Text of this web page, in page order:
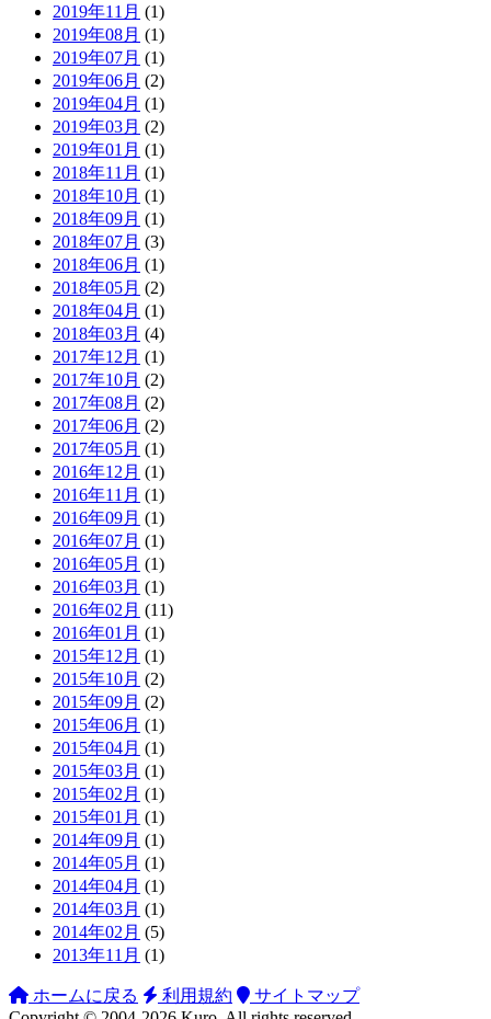
2019年11月 (1)
2019年08月 (1)
2019年07月 (1)
2019年06月 (2)
2019年04月 (1)
2019年03月 (2)
2019年01月 (1)
2018年11月 (1)
2018年10月 (1)
2018年09月 (1)
2018年07月 (3)
2018年06月 (1)
2018年05月 (2)
2018年04月 (1)
2018年03月 (4)
2017年12月 (1)
2017年10月 (2)
2017年08月 (2)
2017年06月 (2)
2017年05月 (1)
2016年12月 (1)
2016年11月 (1)
2016年09月 (1)
2016年07月 (1)
2016年05月 (1)
2016年03月 (1)
2016年02月 (11)
2016年01月 (1)
2015年12月 (1)
2015年10月 (2)
2015年09月 (2)
2015年06月 (1)
2015年04月 (1)
2015年03月 (1)
2015年02月 (1)
2015年01月 (1)
2014年09月 (1)
2014年05月 (1)
2014年04月 (1)
2014年03月 (1)
2014年02月 (5)
2013年11月 (1)
ホームに戻る 利用規約
サイトマップ